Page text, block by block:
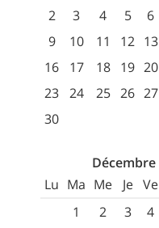
2
3 4 5 6
9
10 11 12 13
16
17 18 19 20
23 24 25 26 27
30
Décembre
Lu Ma Me Je Ve
1
2 3 4